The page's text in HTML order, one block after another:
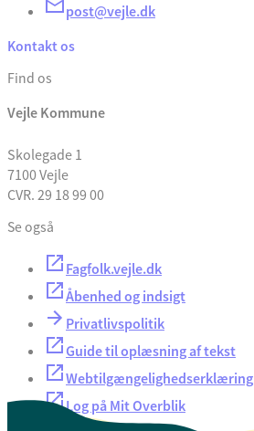
post@vejle.dk
Kontakt os
Find os
Vejle Kommune
Skolegade 1
7100 Vejle
CVR. 29 18 99 00
Se også
Fagfolk.vejle.dk
Åbenhed og indsigt
Privatlivspolitik
Guide til oplæsning af tekst
Webtilgængelighedserklæring
Log på Mit Overblik